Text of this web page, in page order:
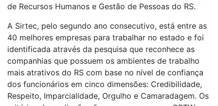
de Recursos Humanos e Gestão de Pessoas do RS.
A Sirtec, pelo segundo ano consecutivo, está entre as
40 melhores empresas para trabalhar no estado e foi
identificada através da pesquisa que reconhece as
companhias que possuem os ambientes de trabalho
mais atrativos do RS com base no nível de confiança
dos funcionários em cinco dimensões: Credibilidade,
Respeito, Imparcialidade, Orgulho e Camaradagem. Os